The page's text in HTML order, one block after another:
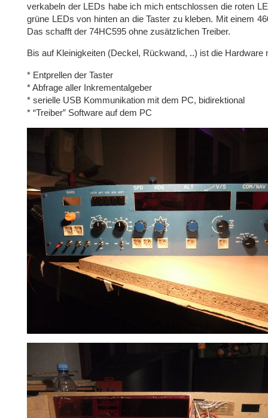
verkabeln der LEDs habe ich mich entschlossen die roten
grüne LEDs von hinten an die Taster zu kleben. Mit einem
Das schafft der 74HC595 ohne zusätzlichen Treiber.
Bis auf Kleinigkeiten (Deckel, Rückwand, ..) ist die
* Entprellen der Taster
* Abfrage aller Inkrementalgeber
* serielle USB Kommunikation mit dem PC, bidirektional
* “Treiber” Software auf dem PC